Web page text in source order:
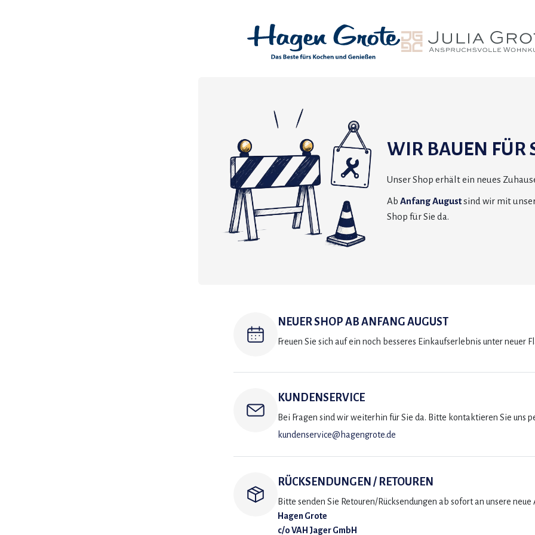
WIR BAUEN FÜR
Unser Shop erhält ein neues
Ab Anfang Augustsind wir mit
Shop für Sie da.
NEUER SHOP AB ANFANG AUGUST
Freuen Sie sich auf ein noch besseres Einkaufserlebnis unter neuer
KUNDENSERVICE
Bei Fragen sind wir weiterhin für Sie da. Bitte kontaktieren Sie uns
kundenservice@hagengrote.de
RÜCKSENDUNGEN / RETOUREN
Bitte senden Sie Retouren/Rücksendungen ab sofort an unsere neue
Hagen Grote
c/o VAH Jager GmbH